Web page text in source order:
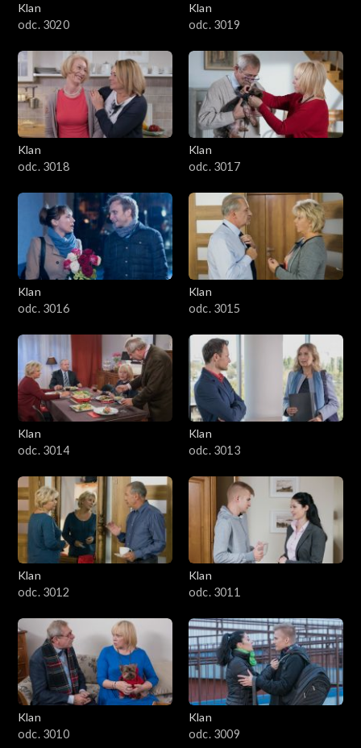
Klan
odc. 3020
Klan
odc. 3019
Klan
odc. 3018
Klan
odc. 3017
Klan
odc. 3016
Klan
odc. 3015
Klan
odc. 3014
Klan
odc. 3013
Klan
odc. 3012
Klan
odc. 3011
Klan
odc. 3010
Klan
odc. 3009